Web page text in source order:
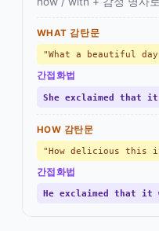
WHAT 감탄문
"What a beautiful
간접화법
She exclaimed that
HOW 감탄문
"How delicious this
간접화법
He exclaimed that it